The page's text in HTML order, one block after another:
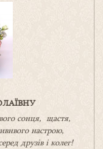
сонця, щастя,
настрою,
друзів і колег!